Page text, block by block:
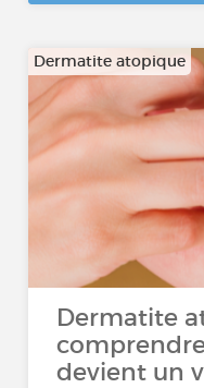
Dermatite atopique
Dermatite
devient un